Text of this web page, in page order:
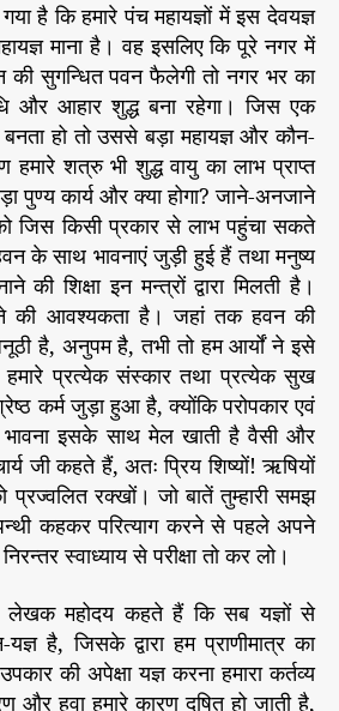
है कि हमारे पंच महायज्ञों में इस देवयज्ञ
माना है। वह इसलिए कि पूरे नगर में
की सुगन्धित पवन फैलेगी तो नगर भर का
और आहार शुद्ध बना रहेगा। जिस एक
बनता हो तो उससे बड़ा महायज्ञ और कौन-
हमारे शत्रु भी शुद्ध वायु का लाभ प्राप्त
पुण्य कार्य और क्या होगा? जाने-अनजाने
जिस किसी प्रकार से लाभ पहुंचा सकते
के साथ भावनाएं जुड़ी हुई हैं तथा मनुष्य
की शिक्षा इन मन्त्रों द्वारा मिलती है।
की आवश्यकता है। जहां तक हवन की
है, अनुपम है, तभी तो हम आर्यों ने इसे
हमारे प्रत्येक संस्कार तथा प्रत्येक सुख
कर्म जुड़ा हुआ है, क्योंकि परोपकार एवं
भावना इसके साथ मेल खाती है वैसी और
जी कहते हैं, अतः प्रिय शिष्यों! ऋषियों
प्रज्वलित रक्खों। जो बातें तुम्हारी समझ
कहकर परित्याग करने से पहले अपने
स्वाध्याय से परीक्षा तो कर लो।
लेखक महोदय कहते हैं कि सब यज्ञों से
है, जिसके द्वारा हम प्राणीमात्र का
की अपेक्षा यज्ञ करना हमारा कर्तव्य
और हवा हमारे कारण दूषित हो जाती है,